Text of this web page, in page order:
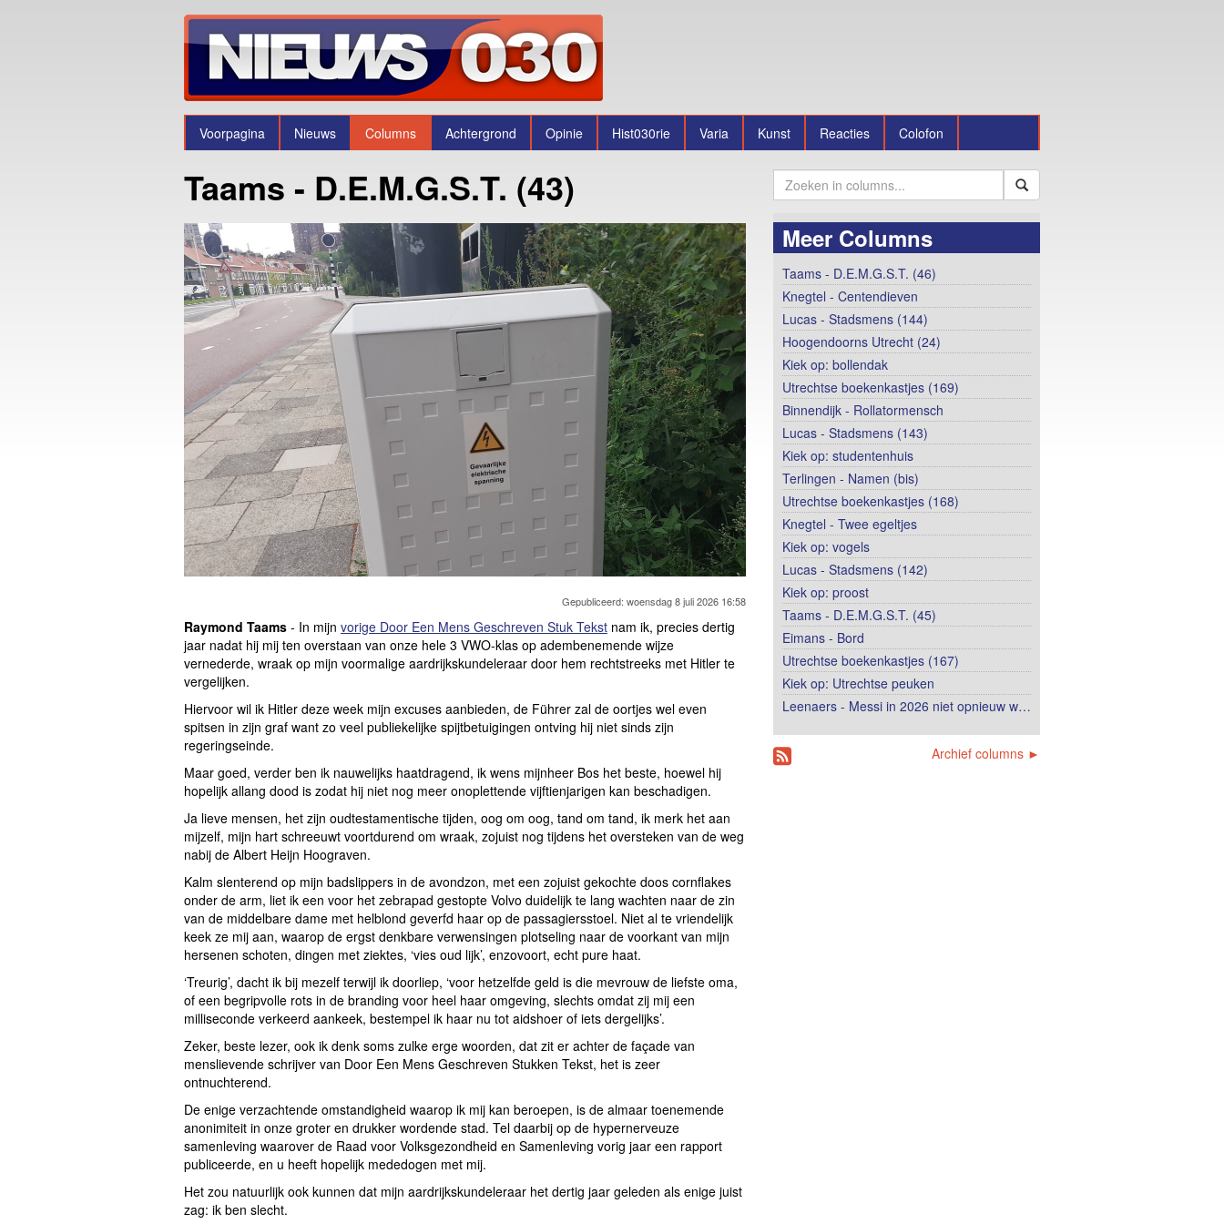
Voorpagina Nieuws Columns Achtergrond Opinie Hist030rie Varia Kunst Reacties Colofon
Taams - D.E.M.G.S.T. (43)
Gepubliceerd: woensdag 8 juli 2026 16:58
Raymond Taams - In mijn vorige Door Een Mens Geschreven Stuk Tekst nam ik, precies dertig
jaar nadat hij mij ten overstaan van onze hele 3 VWO-klas op adembenemende wijze
vernederde, wraak op mijn voormalige aardrijkskundeleraar door hem rechtstreeks met Hitler te
vergelijken.
Hiervoor wil ik Hitler deze week mijn excuses aanbieden, de Führer zal de oortjes wel even
spitsen in zijn graf want zo veel publiekelijke spijtbetuigingen ontving hij niet sinds zijn
regeringseinde.
Maar goed, verder ben ik nauwelijks haatdragend, ik wens mijnheer Bos het beste, hoewel hij
hopelijk allang dood is zodat hij niet nog meer onoplettende vijftienjarigen kan beschadigen.
Ja lieve mensen, het zijn oudtestamentische tijden, oog om oog, tand om tand, ik merk het aan
mijzelf, mijn hart schreeuwt voortdurend om wraak, zojuist nog tijdens het oversteken van de weg
nabij de Albert Heijn Hoograven.
Kalm slenterend op mijn badslippers in de avondzon, met een zojuist gekochte doos cornflakes
onder de arm, liet ik een voor het zebrapad gestopte Volvo duidelijk te lang wachten naar de zin
van de middelbare dame met helblond geverfd haar op de passagiersstoel. Niet al te vriendelijk
keek ze mij aan, waarop de ergst denkbare verwensingen plotseling naar de voorkant van mijn
hersenen schoten, dingen met ziektes, ‘vies oud lijk’, enzovoort, echt pure haat.
‘Treurig’, dacht ik bij mezelf terwijl ik doorliep, ‘voor hetzelfde geld is die mevrouw de liefste oma,
of een begripvolle rots in de branding voor heel haar omgeving, slechts omdat zij mij een
milliseconde verkeerd aankeek, bestempel ik haar nu tot aidshoer of iets dergelijks’.
Zeker, beste lezer, ook ik denk soms zulke erge woorden, dat zit er achter de façade van
menslievende schrijver van Door Een Mens Geschreven Stukken Tekst, het is zeer
ontnuchterend.
De enige verzachtende omstandigheid waarop ik mij kan beroepen, is de almaar toenemende
anonimiteit in onze groter en drukker wordende stad. Tel daarbij op de hypernerveuze
samenleving waarover de Raad voor Volksgezondheid en Samenleving vorig jaar een rapport
publiceerde, en u heeft hopelijk mededogen met mij.
Het zou natuurlijk ook kunnen dat mijn aardrijkskundeleraar het dertig jaar geleden als enige juist
zag: ik ben slecht.
Meer Columns
Taams - D.E.M.G.S.T. (46)
Knegtel - Centendieven
Lucas - Stadsmens (144)
Hoogendoorns Utrecht (24)
Kiek op: bollendak
Utrechtse boekenkastjes (169)
Binnendijk - Rollatormensch
Lucas - Stadsmens (143)
Kiek op: studentenhuis
Terlingen - Namen (bis)
Utrechtse boekenkastjes (168)
Knegtel - Twee egeltjes
Kiek op: vogels
Lucas - Stadsmens (142)
Kiek op: proost
Taams - D.E.M.G.S.T. (45)
Eimans - Bord
Utrechtse boekenkastjes (167)
Kiek op: Utrechtse peuken
Leenaers - Messi in 2026 niet opnieuw w…
Archief columns ►